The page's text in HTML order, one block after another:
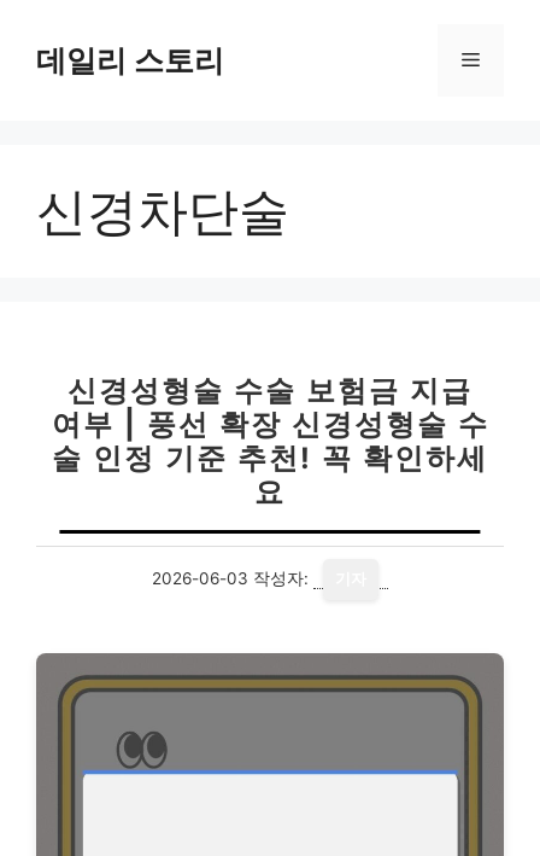
데일리 스토리 메
신경차단술
신경성형술 수술 보험금 지급
여부 | 풍선 확장 신경성형술 수
술 인정 기준 추천! 꼭 확인하세
요
2026-06-03 작성자: